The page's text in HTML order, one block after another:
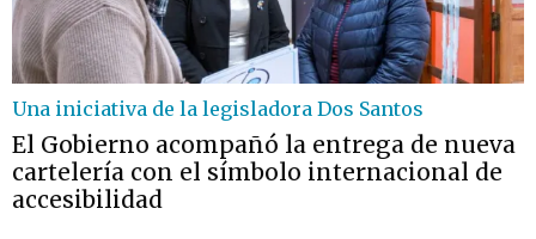
Una iniciativa de la legisladora Dos Santos
El Gobierno acompañó la entrega de nueva
cartelería con el símbolo internacional de
accesibilidad